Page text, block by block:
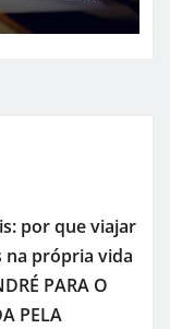
por que viajar
na própria vida
PARA O
PELA